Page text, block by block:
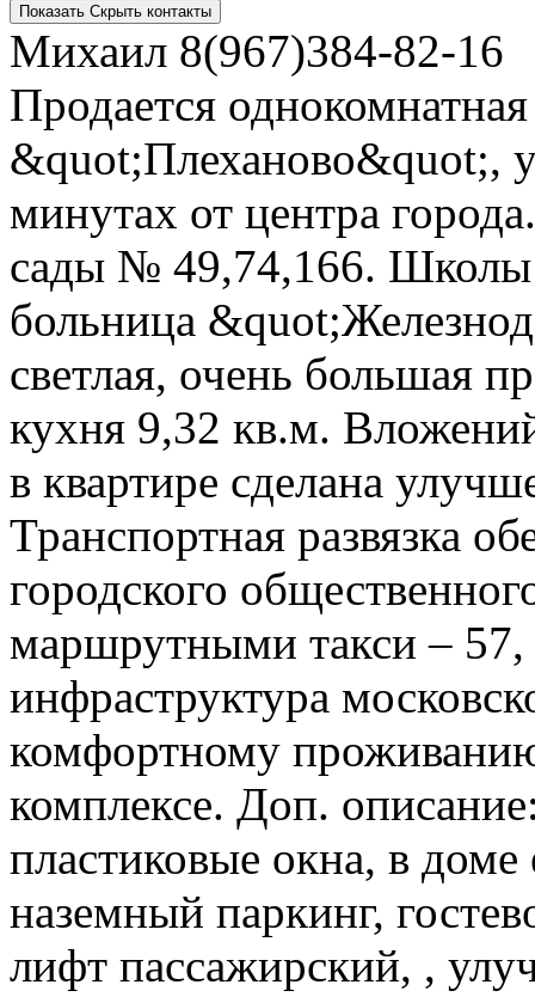
Показать Скрыть контакты
Михаил 8(967)384-82-16
Продается
&quot;Плеханово&quot;,
минутах от центра
сады № 49,74,166.
больница
светлая, очень большая
кухня 9,32 кв.м.
в квартире сделана
Транспортная развязка
городского
маршрутными такси – 57,
инфраструктура
комфортному
комплексе. Доп.
пластиковые окна, в доме
наземный паркинг,
лифт пассажирский, ,